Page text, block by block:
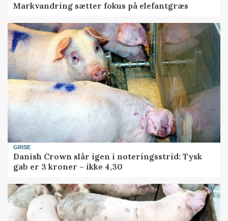
Markvandring sætter fokus på elefantgræs
GRISE
Danish Crown slår igen i noteringsstrid: Tysk
gab er 3 kroner – ikke 4,30